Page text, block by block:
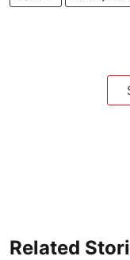
Related